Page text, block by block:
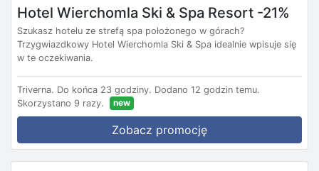
Hotel Wierchomla Ski & Spa Resort -21%
Szukasz hotelu ze strefą spa położonego w górach?
Trzygwiazdkowy Hotel Wierchomla Ski & Spa idealnie wpisuje się
w te oczekiwania.
Triverna. Do końca 23 godziny. Dodano 12 godzin temu.
Skorzystano 9 razy.
new
Zobacz promocję